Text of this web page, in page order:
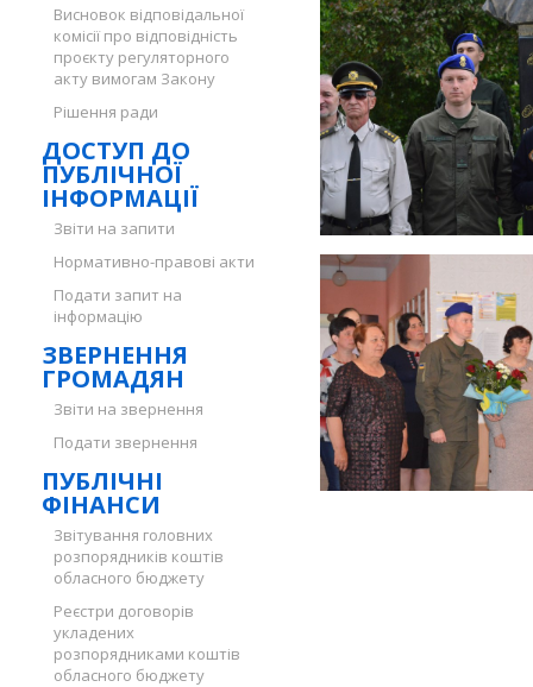
Висновок відповідальної
комісії про відповідність
проєкту регуляторного
акту вимогам Закону
Рішення ради
ДОСТУП ДО
ПУБЛІЧНОЇ
ІНФОРМАЦІЇ
Звіти на запити
Нормативно-правові акти
Подати запит на
інформацію
ЗВЕРНЕННЯ
ГРОМАДЯН
Звіти на звернення
Подати звернення
ПУБЛІЧНІ
ФІНАНСИ
Звітування головних
розпорядників коштів
обласного бюджету
Реєстри договорів
укладених
розпорядниками коштів
обласного бюджету